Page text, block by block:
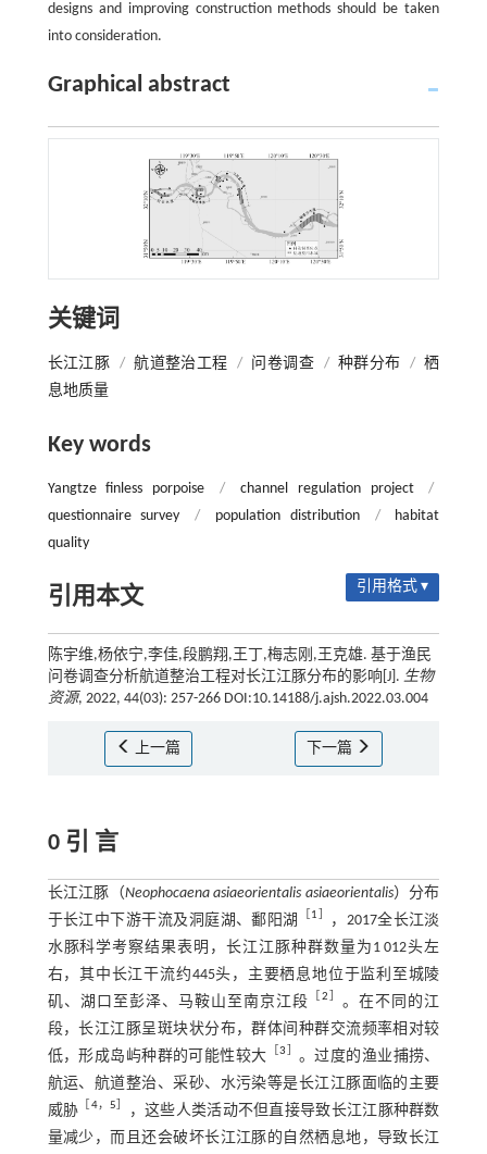
designs and improving construction methods should be taken
into consideration.
Graphical abstract
关键词
长江江豚 / 航道整治工程 / 问卷调查 / 种群分布 / 栖
息地质量
Key words
Yangtze finless porpoise / channel regulation project
/
questionnaire survey
/ population distribution /
habitat
quality
引用本文 引用格式 ▾
陈宇维,杨依宁,李佳,段鹏翔,王丁,梅志刚,王克雄. 基于渔民
问卷调查分析航道整治工程对长江江豚分布的影响[J]. 生物
资源, 2022, 44(03): 257-266 DOI:10.14188/j.ajsh.2022.03.004
上一篇 下一篇
0 引 言
长江江豚（Neophocaena asiaeorientalis asiaeorientalis）分布
于长江中下游干流及洞庭湖、鄱阳湖
［1］
，2017全长江淡
水豚科学考察结果表明，长江江豚种群数量为1 012头左
右，其中长江干流约445头，主要栖息地位于监利至城陵
矶、湖口至彭泽、马鞍山至南京江段
［2］ 。在不同的江
段，长江江豚呈斑块状分布，群体间种群交流频率相对较
低，形成岛屿种群的可能性较大 ［3］ 。过度的渔业捕捞、
航运、航道整治、采砂、水污染等是长江江豚面临的主要
威胁 ［4，5］
，这些人类活动不但直接导致长江江豚种群数
量减少，而且还会破坏长江江豚的自然栖息地，导致长江